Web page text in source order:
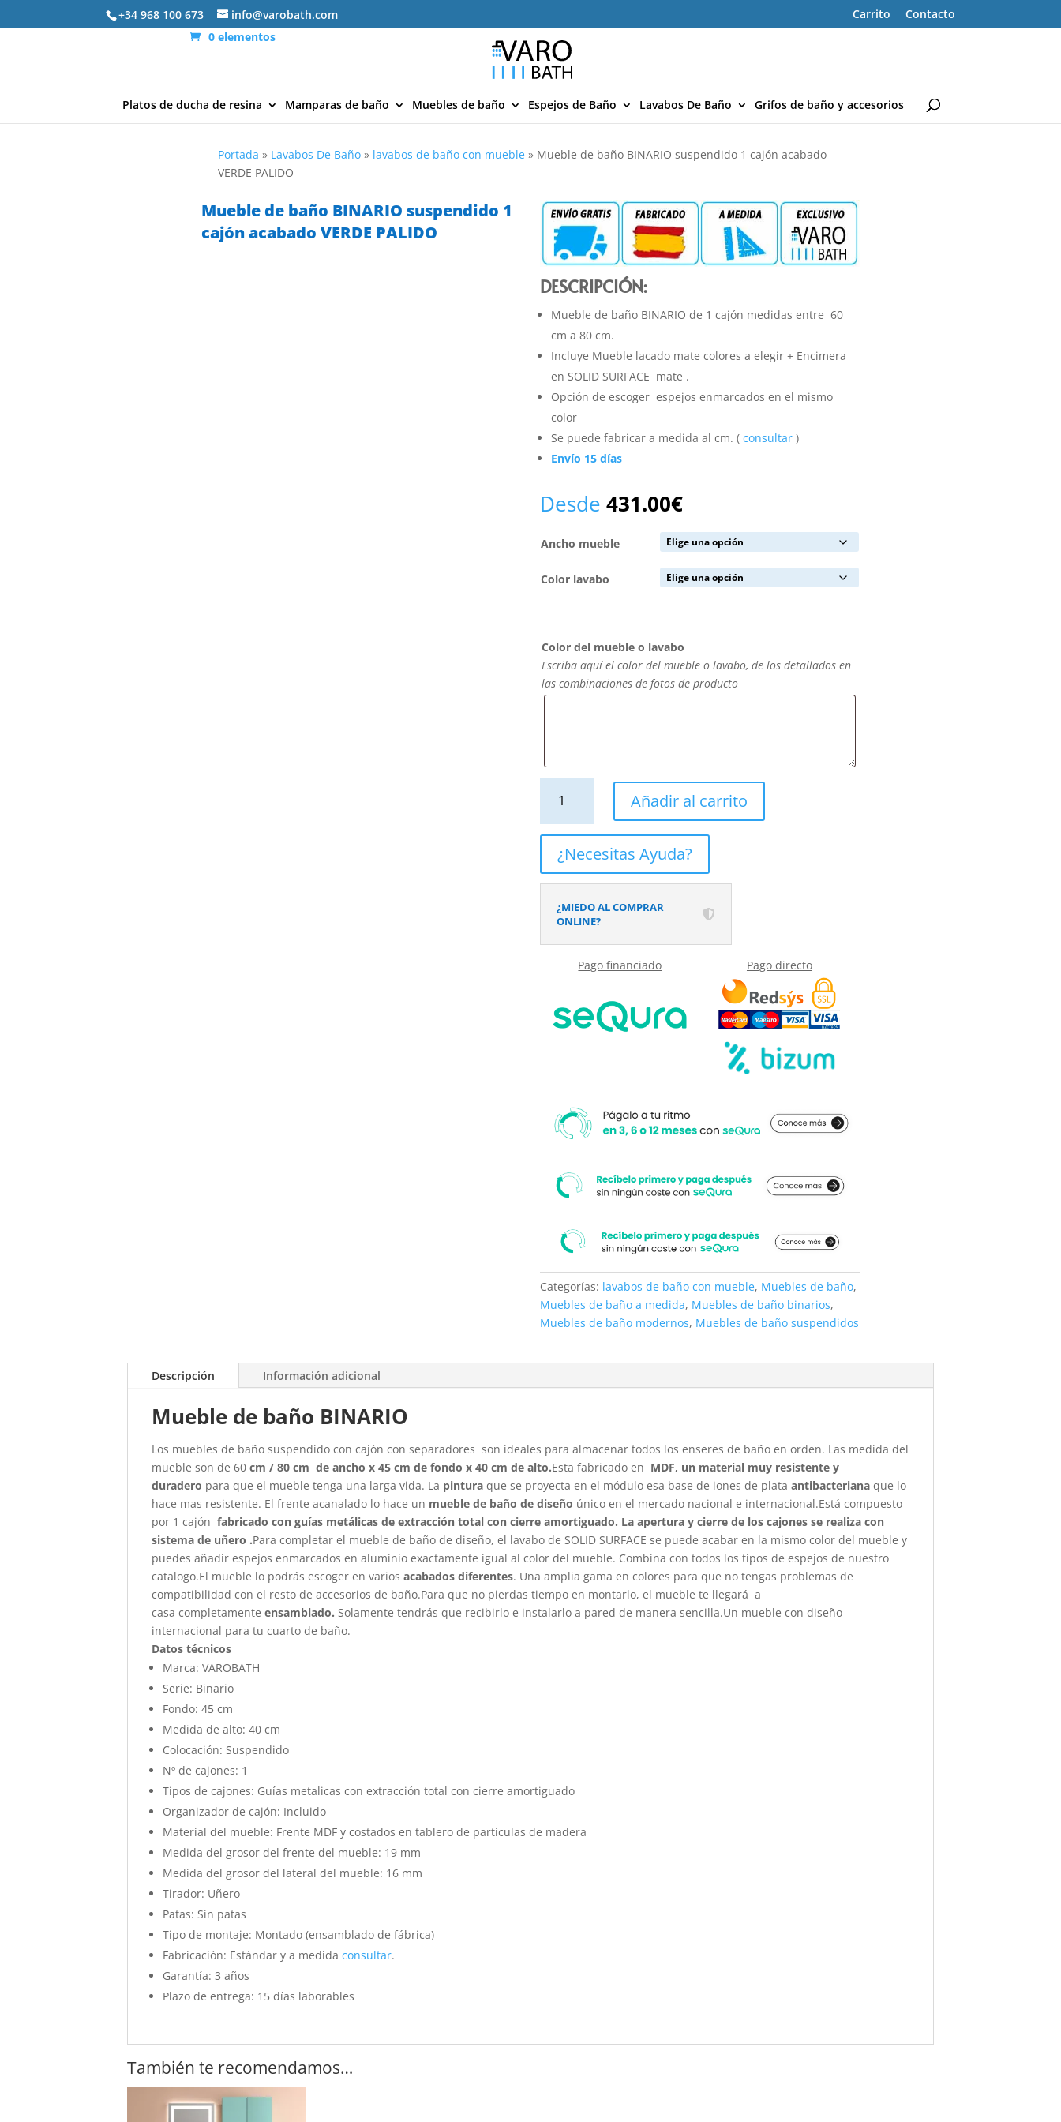
+34 968 100 673 info@varobath.com Carrito
Contacto
0 elementos
Platos de ducha de resina Mamparas de baño Muebles de baño Espejos de Baño Lavabos De Baño Grifos de baño y accesorios
Portada » Lavabos De Baño » lavabos de baño con mueble » Mueble de baño BINARIO suspendido 1 cajón acabado
VERDE PALIDO
Mueble de baño BINARIO suspendido 1
cajón acabado VERDE PALIDO
DESCRIPCIÓN:
Mueble de baño BINARIO de 1 cajón medidas entre 60
cm a 80 cm.
Incluye Mueble lacado mate colores a elegir + Encimera
en SOLID SURFACE mate .
Opción de escoger espejos enmarcados en el mismo
color
Se puede fabricar a medida al cm. ( consultar )
Envío 15 días
Desde431.00€
Ancho mueble
Color lavabo
Color del mueble o lavabo
Escriba aquí el color del mueble o lavabo, de los detallados en
las combinaciones de fotos de producto
baño
BINARIO
suspendido
1
acabado
PALIDO
cantidad
Añadir al carrito
¿Necesitas Ayuda?
¿MIEDO AL COMPRAR
ONLINE?
Pago financiado Pago directo
Categorías: lavabos de baño con mueble, Muebles de baño,
Muebles de baño a medida, Muebles de baño binarios,
Muebles de baño modernos, Muebles de baño suspendidos
Descripción Información adicional
Mueble de baño BINARIO
Los muebles de baño suspendido con cajón con separadores son ideales para almacenar todos los enseres de baño en orden. Las medida del
mueble son de 60 cm / 80 cm de ancho x 45 cm de fondo x 40 cm de alto.Esta fabricado en MDF, un material muy resistente y
duradero para que el mueble tenga una larga vida. La pinturaque se proyecta en el módulo esa base de iones de plataantibacterianaque lo
hace mas resistente. El frente acanalado lo hace un mueble de baño de diseño único en el mercado nacional e internacional.Está compuesto
por 1 cajónfabricado con guías metálicas de extracción total con cierre amortiguado. La apertura y cierre de los cajones se realiza con
sistema de uñero .Para completar el mueble de baño de diseño, el lavabo de SOLID SURFACE se puede acabar en la mismo color del mueble y
puedes añadir espejos enmarcados en aluminio exactamente igual al color del mueble. Combina con todos los tipos de espejos de nuestro
catalogo.El mueble lo podrás escoger en varios acabados diferentes. Una amplia gama en colores para que no tengas problemas de
compatibilidad con el resto de accesorios de baño.Para que no pierdas tiempo en montarlo, el mueble te llegará a
casa completamenteensamblado. Solamente tendrás que recibirlo e instalarlo a pared de manera sencilla.Un mueble con diseño
internacional para tu cuarto de baño.
Datos técnicos
Marca: VAROBATH
Serie: Binario
Fondo: 45 cm
Medida de alto: 40 cm
Colocación: Suspendido
Nº de cajones: 1
Tipos de cajones: Guías metalicas con extracción total con cierre amortiguado
Organizador de cajón: Incluido
Material del mueble: Frente MDF y costados en tablero de partículas de madera
Medida del grosor del frente del mueble: 19 mm
Medida del grosor del lateral del mueble: 16 mm
Tirador: Uñero
Patas: Sin patas
Tipo de montaje: Montado (ensamblado de fábrica)
Fabricación: Estándar y a medidaconsultar.
Garantía: 3 años
Plazo de entrega: 15 días laborables
También te recomendamos…